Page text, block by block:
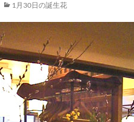
1月30日の誕生花